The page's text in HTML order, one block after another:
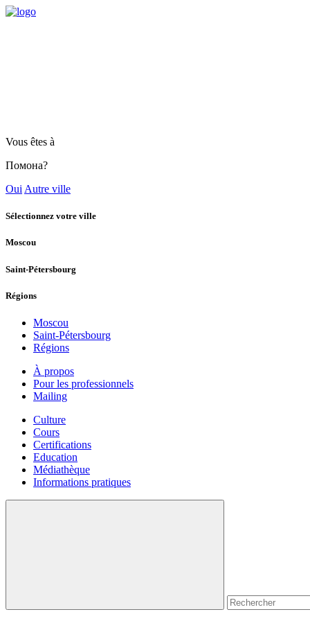
Vous êtes à
Помона?
Oui Autre ville
Sélectionnez votre ville
Moscou
Saint-Pétersbourg
Régions
Moscou
Saint-Pétersbourg
Régions
À propos
Pour les professionnels
Mailing
Culture
Cours
Certifications
Education
Médiathèque
Informations pratiques